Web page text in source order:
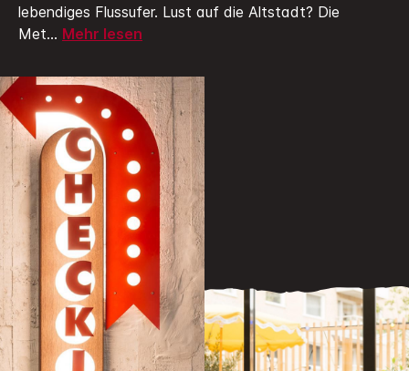
lebendiges Flussufer. Lust auf die Altstadt? Die
Met... Mehr lesen